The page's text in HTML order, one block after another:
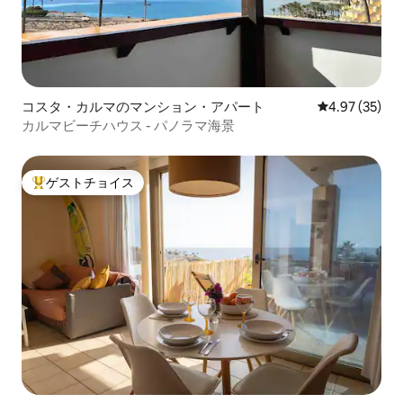
コスタ・カルマのマンション・アパート レビュー35
4.97 (35)
カルマビーチハウス - パノラマ海景
大好評のゲストチョイスです。
ゲストチョイス